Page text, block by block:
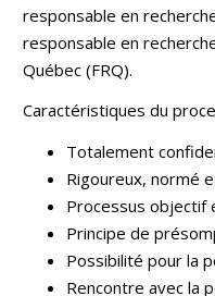
responsable en
responsable en
Québec (FRQ).
Caractéristiques du
Totalement
Rigoureux, normé
Processus objectif
Principe de
Possibilité pour la
Rencontre avec la